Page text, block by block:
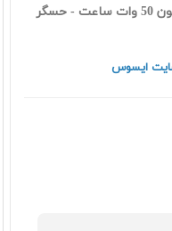
باتری 3 سلولی لیتیوم یون 50 وات ساعت - حسگر